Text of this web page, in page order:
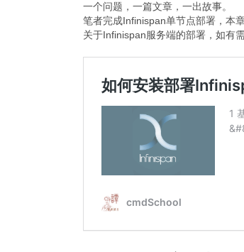
一个问题，一篇文章，一出故事。
笔者完成Infinispan单节点部署，本
关于Infinispan服务端的部署，如有